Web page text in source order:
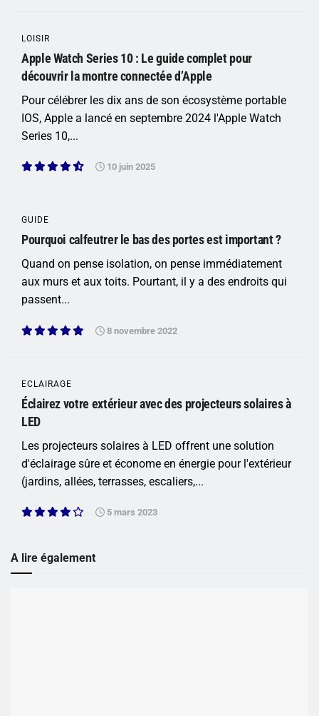
LOISIR
Apple Watch Series 10 : Le guide complet pour
découvrir la montre connectée d’Apple
Pour célébrer les dix ans de son écosystème portable
IOS, Apple a lancé en septembre 2024 l'Apple Watch
Series 10,...
10 juin 2025
GUIDE
Pourquoi calfeutrer le bas des portes est important ?
Quand on pense isolation, on pense immédiatement
aux murs et aux toits. Pourtant, il y a des endroits qui
passent...
8 novembre 2022
ECLAIRAGE
Éclairez votre extérieur avec des projecteurs solaires à
LED
Les projecteurs solaires à LED offrent une solution
d'éclairage sûre et économe en énergie pour l'extérieur
(jardins, allées, terrasses, escaliers,...
5 mars 2023
A lire également